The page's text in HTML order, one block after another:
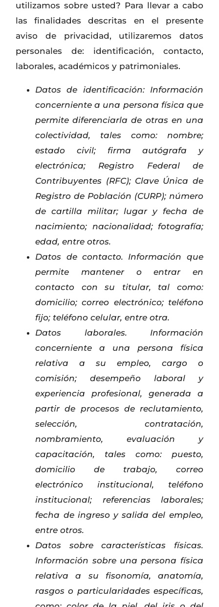
utilizamos sobre usted? Para llevar a cabo
las finalidades descritas en el presente
aviso de privacidad, utilizaremos datos
personales de: identificación, contacto,
laborales, académicos y patrimoniales.
Datos de identificación: Información
concerniente a una persona física que
permite diferenciarla de otras en una
colectividad, tales como: nombre;
estado civil; firma autógrafa y
electrónica; Registro Federal de
Contribuyentes (RFC); Clave Única de
Registro de Población (CURP); número
de cartilla militar; lugar y fecha de
nacimiento; nacionalidad; fotografía;
edad, entre otros.
Datos de contacto. Información que
permite mantener o entrar en
contacto con su titular, tal como:
domicilio; correo electrónico; teléfono
fijo; teléfono celular, entre otra.
Datos laborales. Información
concerniente a una persona física
relativa a su empleo, cargo o
comisión; desempeño laboral y
experiencia profesional, generada a
partir de procesos de reclutamiento,
selección, contratación,
nombramiento, evaluación y
capacitación, tales como: puesto,
domicilio de trabajo, correo
electrónico institucional, teléfono
institucional; referencias laborales;
fecha de ingreso y salida del empleo,
entre otros.
Datos sobre características físicas.
Información sobre una persona física
relativa a su fisonomía, anatomía,
rasgos o particularidades específicas,